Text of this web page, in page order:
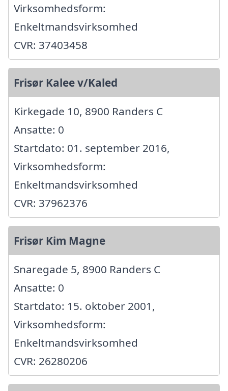
Virksomhedsform:
Enkeltmandsvirksomhed
CVR: 37403458
Frisør Kalee v/Kaled
Kirkegade 10, 8900 Randers C
Ansatte: 0
Startdato: 01. september 2016,
Virksomhedsform:
Enkeltmandsvirksomhed
CVR: 37962376
Frisør Kim Magne
Snaregade 5, 8900 Randers C
Ansatte: 0
Startdato: 15. oktober 2001,
Virksomhedsform:
Enkeltmandsvirksomhed
CVR: 26280206